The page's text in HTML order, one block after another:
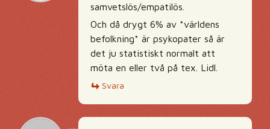
samvetslös/empatilös.
Och då drygt 6% av *världens
befolkning* är psykopater så är
det ju statistiskt normalt att
möta en eller två på tex. Lidl.
Svara